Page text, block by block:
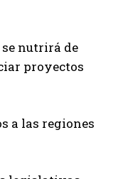
nutrirá de
proyectos
a las regiones